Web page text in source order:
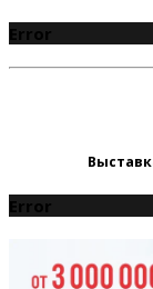
Error
Error